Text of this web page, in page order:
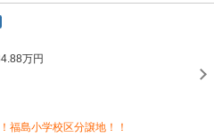
万円
福島小学校区分譲地！！